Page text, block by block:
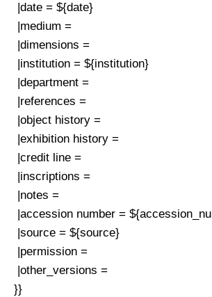
|date = ${date}
|medium =
|dimensions =
|institution = ${institution}
|department =
|references =
|object history =
|exhibition history =
|credit line =
|inscriptions =
|notes =
|accession number =
|source = ${source}
|permission =
|other_versions =
}}